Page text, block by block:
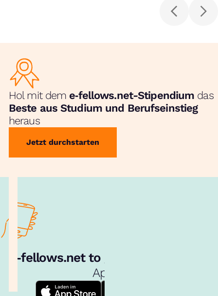
Hol mit dem e‑fellows.net-Stipendium das
Beste aus Studium und Berufseinstieg
heraus
Jetzt durchstarten
e‑fellows.net to go:
App!